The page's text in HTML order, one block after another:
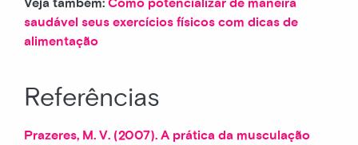
saudável seus exercícios físicos com dicas de
alimentação
Referências
Prazeres, M. V. (2007). A prática da musculação